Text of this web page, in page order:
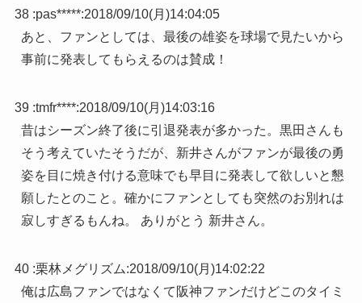
38 :pas*****:2018/09/10(月)14:04:05
あと、ファンとしては、最後の雄姿を球場で見たいから
事前に発表してもらえるのは賛成！
39 :tmfr****:2018/09/10(月)14:03:16
昔はシーズン終了後に引退発表が多かった。黒田さんも
そう考えていたそうだが、新井さんがファンが最後の勇
姿を目に焼き付ける意味でも早目に発表して欲しいと懇
願したとのこと。確かにファンとしても突然のお別れは
寂しすぎるもんね。 ありがとう 新井さん。
40 :栗林メグリズム:2018/09/10(月)14:02:22
俺は広島ファンではなくて阪神ファンだけどこのタイミ